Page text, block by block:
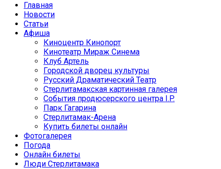
Главная
Новости
Статьи
Афиша
Киноцентр Кинопорт
Кинотеатр Мираж Синема
Клуб Артель
Городской дворец культуры
Русский Драматический Театр
Стерлитамакская картинная галерея
События продюсерского центра I.P.
Парк Гагарина
Стерлитамак-Арена
Купить билеты онлайн
Фотогалерея
Погода
Онлайн билеты
Люди Стерлитамака